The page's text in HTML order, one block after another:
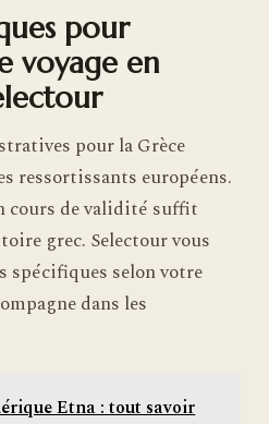
pour
voyage en
pour la Grèce
ressortissants européens.
cours de validité suffit
grec. Selectour vous
spécifiques selon votre
dans les
Etna : tout savoir